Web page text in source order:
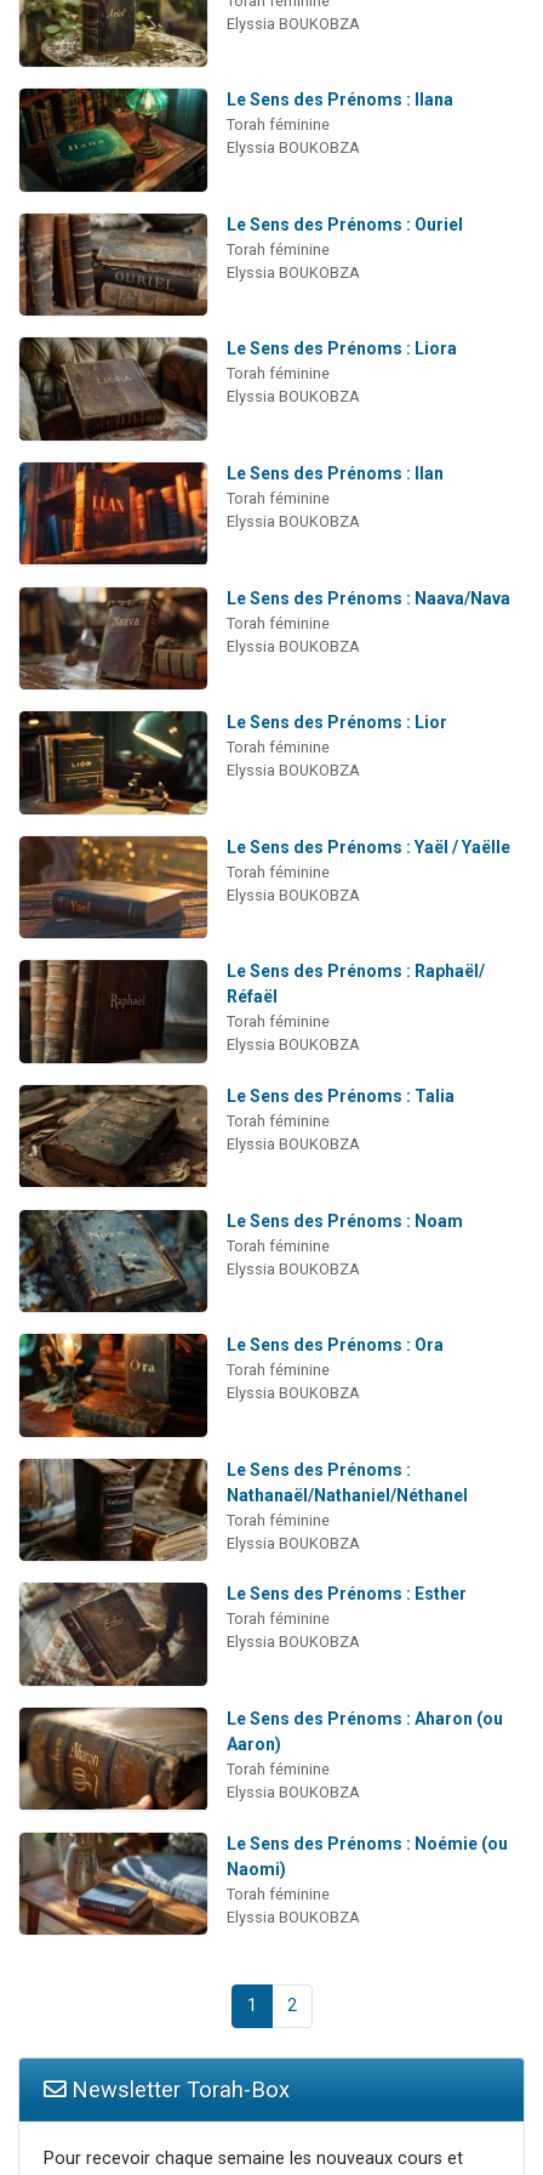
Il reste 49 places pour étudier en groupe sur Zoom
12 nouvelles musiques dans Torah-Box Music
Elyssia BOUKOBZA
Le Sens des Prénoms : Ilana
Torah féminine
Elyssia BOUKOBZA
Le Sens des Prénoms : Ouriel
Torah féminine
Elyssia BOUKOBZA
Le Sens des Prénoms : Liora
Torah féminine
Elyssia BOUKOBZA
Le Sens des Prénoms : Ilan
Torah féminine
Elyssia BOUKOBZA
Le Sens des Prénoms : Naava/Nava
Torah féminine
Elyssia BOUKOBZA
Le Sens des Prénoms : Lior
Torah féminine
Elyssia BOUKOBZA
Le Sens des Prénoms : Yaël / Yaëlle
Torah féminine
Elyssia BOUKOBZA
Le Sens des Prénoms : Raphaël/
Réfaël
Torah féminine
Elyssia BOUKOBZA
Le Sens des Prénoms : Talia
Torah féminine
Elyssia BOUKOBZA
Le Sens des Prénoms : Noam
Torah féminine
Elyssia BOUKOBZA
Le Sens des Prénoms : Ora
Torah féminine
Elyssia BOUKOBZA
Le Sens des Prénoms :
Nathanaël/Nathaniel/Néthanel
Torah féminine
Elyssia BOUKOBZA
Le Sens des Prénoms : Esther
Torah féminine
Elyssia BOUKOBZA
Le Sens des Prénoms : Aharon (ou
Aaron)
Torah féminine
Elyssia BOUKOBZA
Le Sens des Prénoms : Noémie (ou
Naomi)
Torah féminine
Elyssia BOUKOBZA
1 2
Newsletter Torah-Box
Pour recevoir chaque semaine les nouveaux cours et